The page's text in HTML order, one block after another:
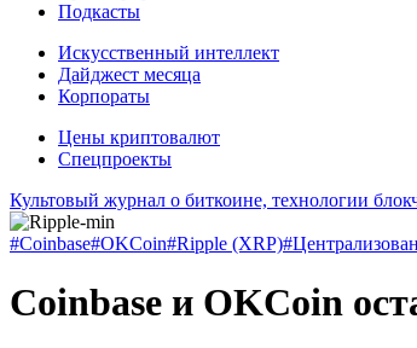
Подкасты
Искусственный интеллект
Дайджест месяца
Корпораты
Цены криптовалют
Спецпроекты
Культовый журнал о биткоине, технологии
#Coinbase#OKCoin#Ripple (XRP)
Coinbase и OKCoin